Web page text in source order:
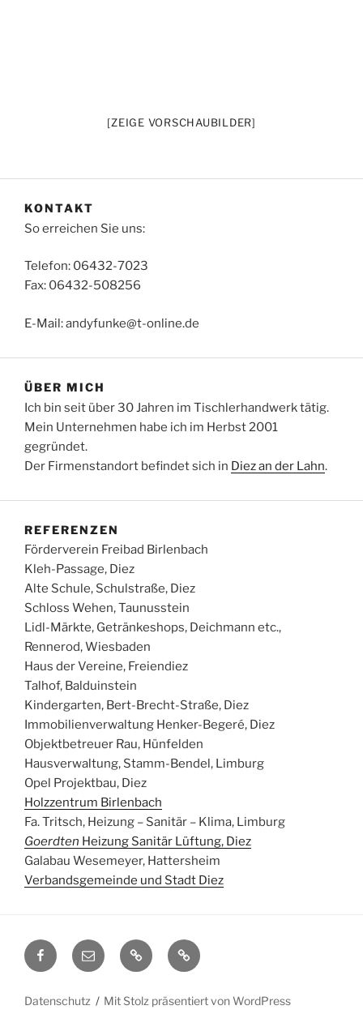
[ZEIGE VORSCHAUBILDER]
KONTAKT
So erreichen Sie uns:
Telefon: 06432-7023
Fax: 06432-508256
E-Mail: andyfunke@t-online.de
ÜBER MICH
Ich bin seit über 30 Jahren im Tischlerhandwerk tätig.
Mein Unternehmen habe ich im Herbst 2001
gegründet.
Der Firmenstandort befindet sich in Diez an der Lahn.
REFERENZEN
Förderverein Freibad Birlenbach
Kleh-Passage, Diez
Alte Schule, Schulstraße, Diez
Schloss Wehen, Taunusstein
Lidl-Märkte, Getränkeshops, Deichmann etc.,
Rennerod, Wiesbaden
Haus der Vereine, Freiendiez
Talhof, Balduinstein
Kindergarten, Bert-Brecht-Straße, Diez
Immobilienverwaltung Henker-Begeré, Diez
Objektbetreuer Rau, Hünfelden
Hausverwaltung, Stamm-Bendel, Limburg
Opel Projektbau, Diez
Holzzentrum Birlenbach
Fa. Tritsch, Heizung – Sanitär – Klima, Limburg
Goerdten Heizung Sanitär Lüftung, Diez
Galabau Wesemeyer, Hattersheim
Verbandsgemeinde und Stadt Diez
Facebook
E-
Mail
DatenschutzImpressum
Datenschutz Mit Stolz präsentiert von WordPress